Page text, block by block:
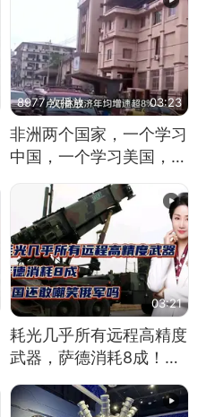
8977 次播放 03:23
非洲两个国家，一个学习
中国，一个学习美国，结
果怎么样了？
03:21
耗光几乎所有远程高精度
武器，萨德消耗8成！美